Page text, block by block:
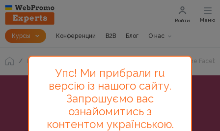
Курсы Конференции B2B Блог О нас
Войти Меню
Блог Как за 20 минут установить и настроить событие
Упс! Ми прибрали ru
версію із нашого сайту.
Запрошуємо вас
ознайомитись з
контентом українською.